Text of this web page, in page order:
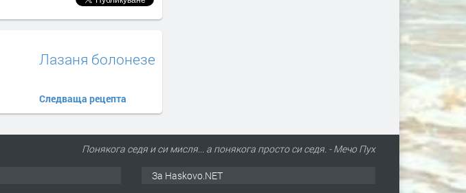
Лазаня болонезе
Следваща рецепта
Понякога седя и си мисля... а понякога просто си седя. - Мечо Пух
За Haskovo.NET